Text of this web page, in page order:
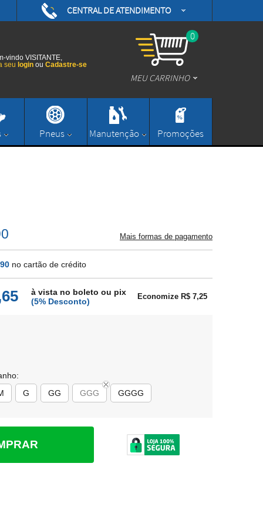
CENTRAL DE ATENDIMENTO
/daytonamotos
/daytonamotos
contato@daytonamotoshop.com.br
0
MEU CARRINHO
vindo VISITANTE,
seu login ou Cadastre-se
Pneus Manutenção Promoções
Mais formas de pagamento
no cartão de crédito
à vista no boleto ou pix
(5% Desconto)
Economize R$ 7,25
G GG GGG GGGG